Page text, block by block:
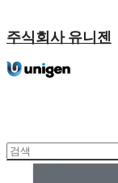
주식회사 유니젠